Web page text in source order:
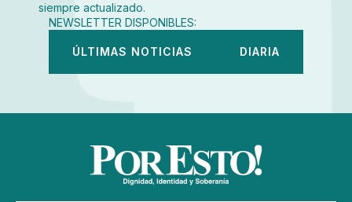
siempre actualizado.
NEWSLETTER DISPONIBLES:
ÚLTIMAS NOTICIAS DIARIA